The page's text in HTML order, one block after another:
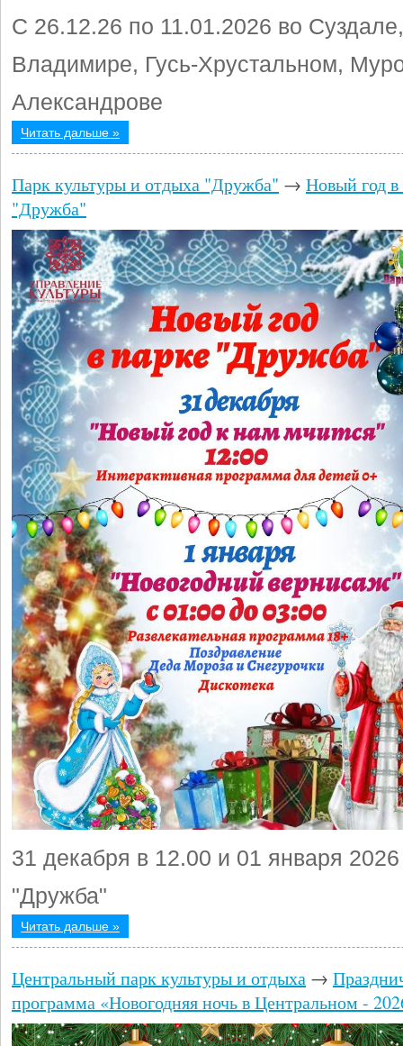
С 26.12.26 по 11.01.2026 во Суздале,
Владимире, Гусь-Хрустальном,
Александрове
Читать дальше »
Парк культуры и отдыха "Дружба" → Новый год в
"Дружба"
31 декабря в 12.00 и 01 января
"Дружба"
Читать дальше »
Центральный парк культуры и отдыха →
программа «Новогодняя ночь в Центральном -